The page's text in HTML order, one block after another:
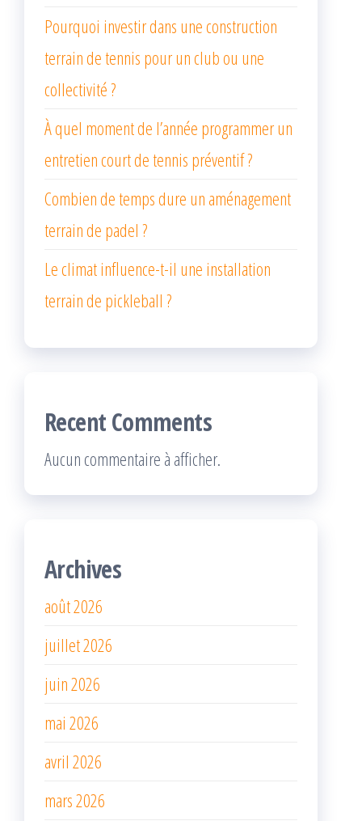
Pourquoi investir dans une construction
terrain de tennis pour un club ou une
collectivité ?
À quel moment de l’année programmer un
entretien court de tennis préventif ?
Combien de temps dure un aménagement
terrain de padel ?
Le climat influence-t-il une installation
terrain de pickleball ?
Recent Comments
Aucun commentaire à afficher.
Archives
août 2026
juillet 2026
juin 2026
mai 2026
avril 2026
mars 2026